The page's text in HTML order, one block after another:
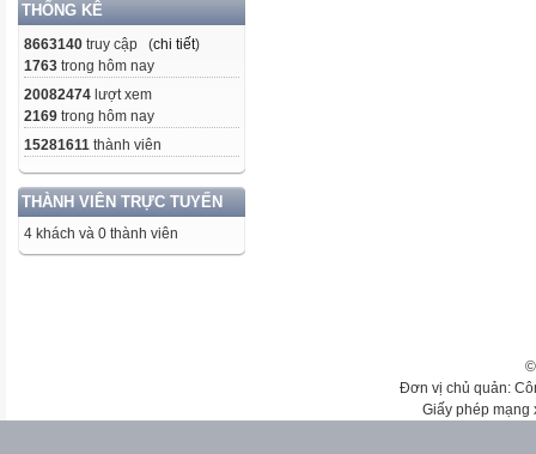
THỐNG KÊ
8663140 truy cập (chi tiết)
1763 trong hôm nay
20082474 lượt xem
2169 trong hôm nay
15281611 thành viên
THÀNH VIÊN TRỰC TUYẾN
4 khách và 0 thành viên
Đơn vị chủ quản:
Giấy phép mạng